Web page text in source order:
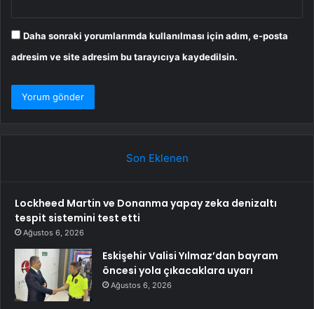
Daha sonraki yorumlarımda kullanılması için adım, e-posta
adresim ve site adresim bu tarayıcıya kaydedilsin.
Son Eklenen
Lockheed Martin ve Donanma yapay zeka denizaltı
tespit sistemini test etti
Ağustos 6, 2026
Eskişehir Valisi Yılmaz’dan bayram
öncesi yola çıkacaklara uyarı
Ağustos 6, 2026